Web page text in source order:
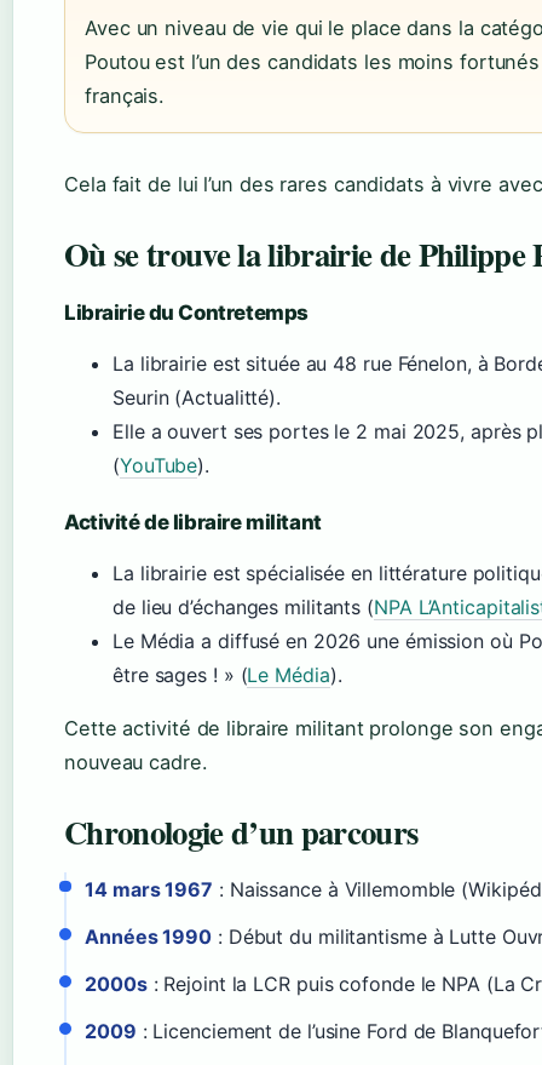
Avec un niveau de vie qui le place dans la
Poutou est l’un des candidats les moins
français.
Cela fait de lui l’un des rares candidats à vivre
Où se trouve la librairie de Philippe
Librairie du Contretemps
La librairie est située au 48 rue Fénelon, à
Seurin (Actualitté).
Elle a ouvert ses portes le 2 mai 2025, après
(YouTube).
Activité de libraire militant
La librairie est spécialisée en littérature
de lieu d’échanges militants (NPA
Le Média a diffusé en 2026 une émission où
être sages ! » (Le Média).
Cette activité de libraire militant prolonge son
nouveau cadre.
Chronologie d’un parcours
14 mars 1967 : Naissance à Villemomble
Années 1990 : Début du militantisme à Lutte
2000s: Rejoint la LCR puis cofonde le NPA (La
2009 : Licenciement de l’usine Ford de